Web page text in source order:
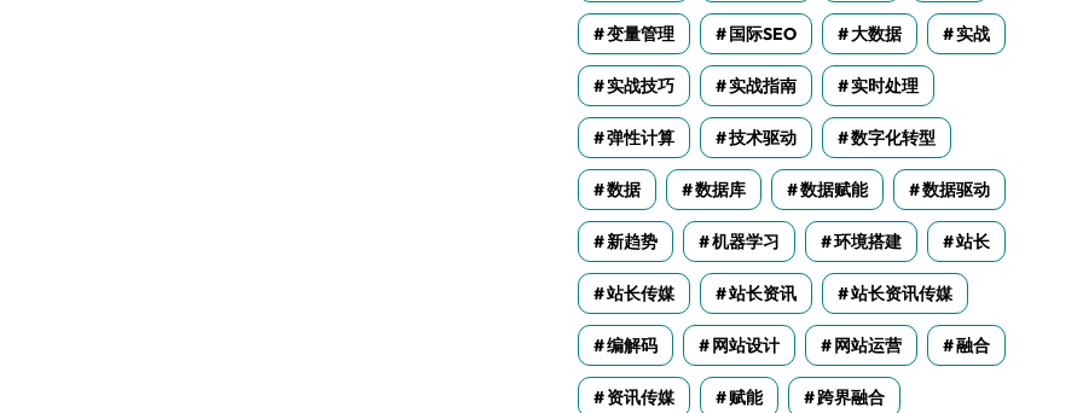
变量管理 国际SEO 大数据 实战
实战技巧 实战指南 实时处理
弹性计算 技术驱动 数字化转型
数据 数据库 数据赋能 数据驱动
新趋势 机器学习 环境搭建 站长
站长传媒 站长资讯 站长资讯传媒
编解码 网站设计 网站运营 融合
资讯传媒 赋能 跨界融合